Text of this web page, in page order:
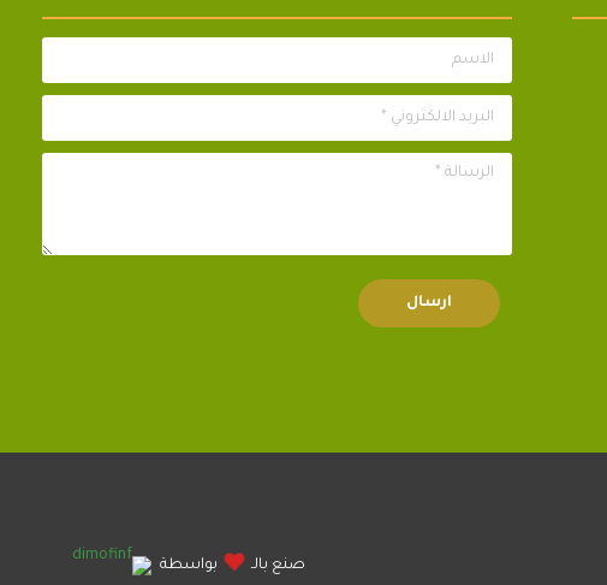
الاسم
البريد الالكتروني *
الرسالة *
صنع بالـ بواسطة